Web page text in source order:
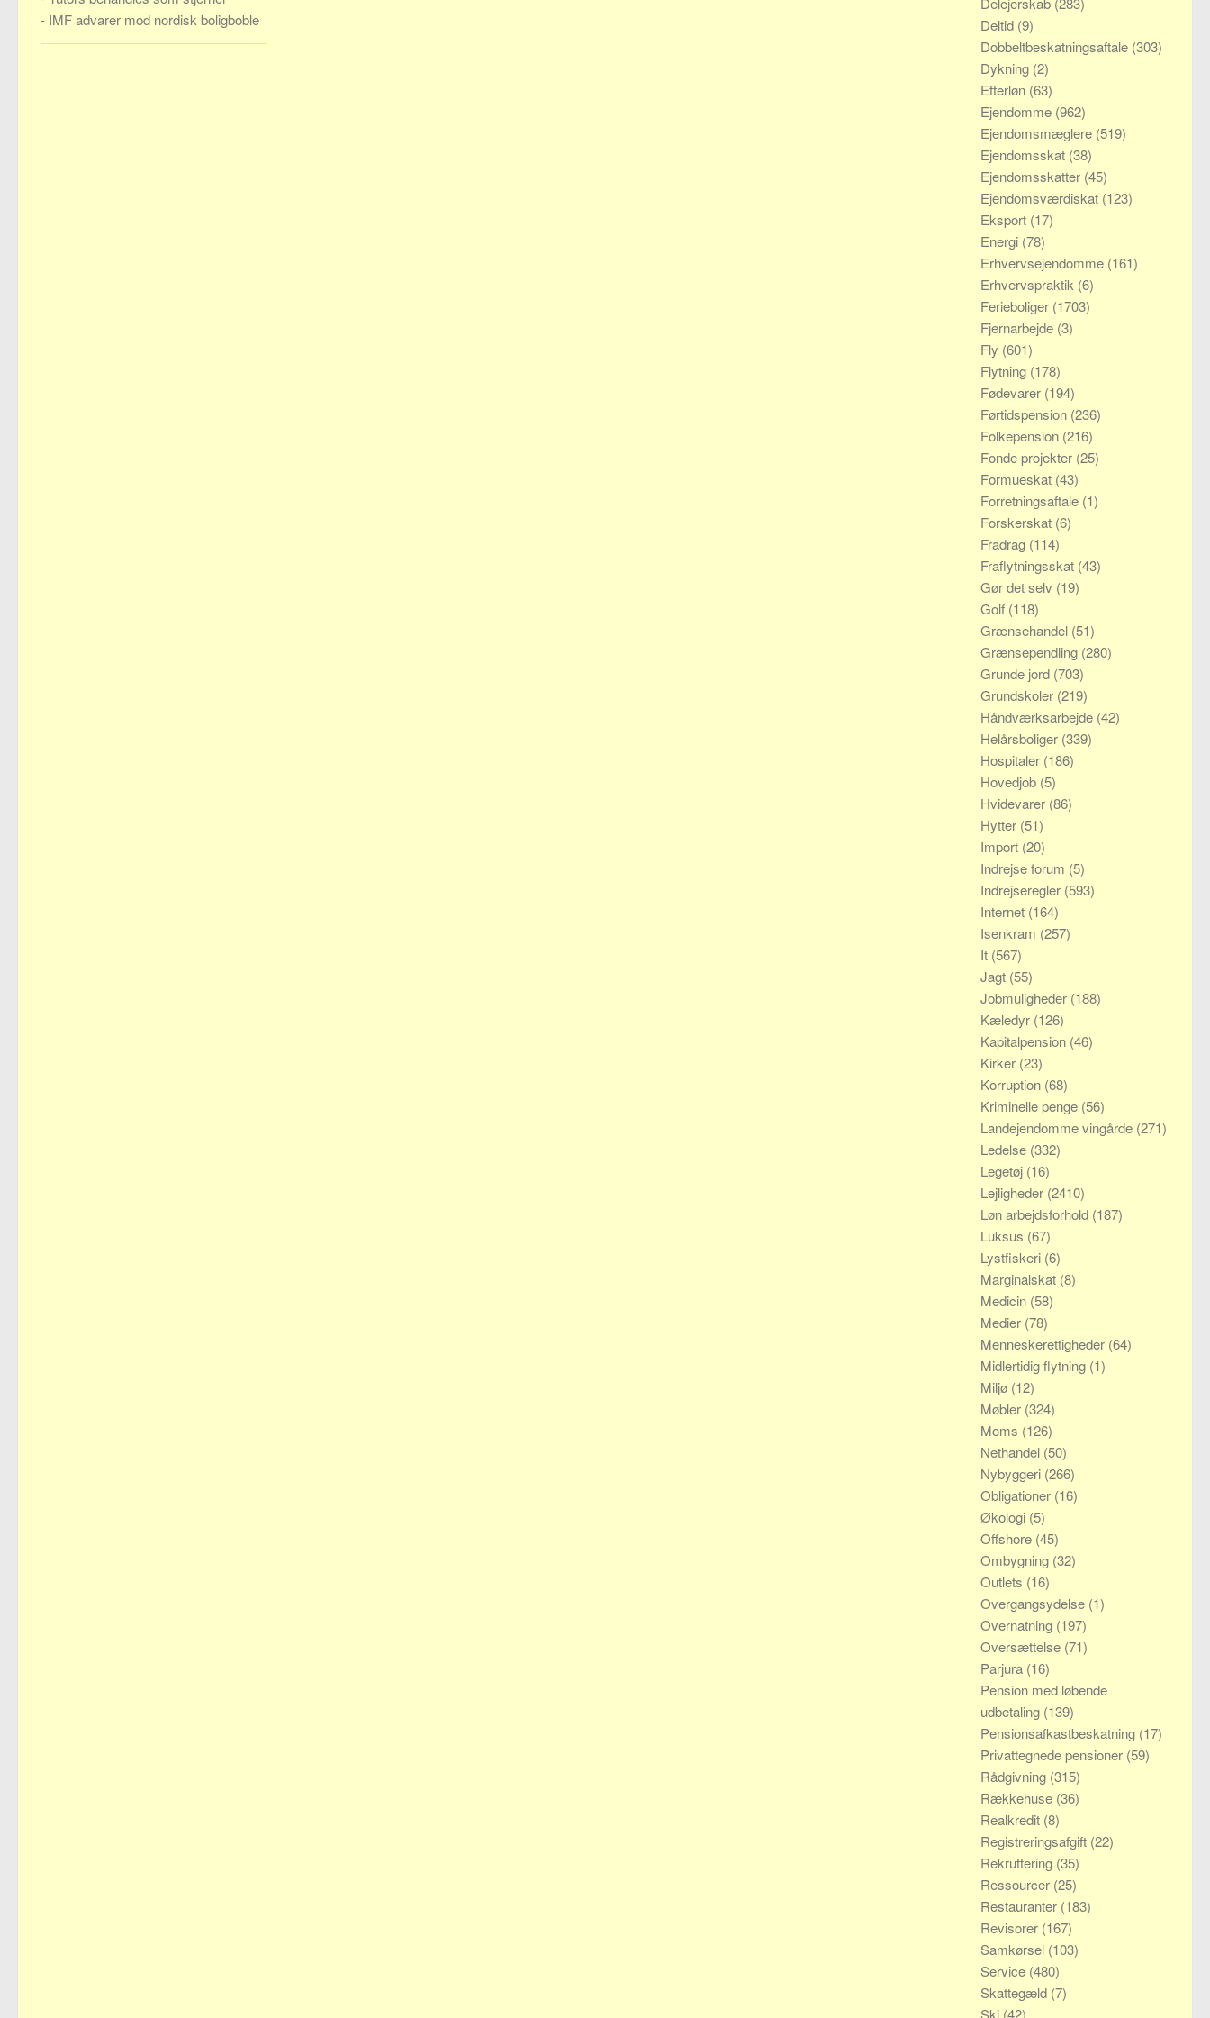
- IMF advarer mod nordisk boligboble
Deltid (9)
Dobbeltbeskatningsaftale (303)
Dykning (2)
Efterløn (63)
Ejendomme (962)
Ejendomsmæglere (519)
Ejendomsskat (38)
Ejendomsskatter (45)
Ejendomsværdiskat (123)
Eksport (17)
Energi (78)
Erhvervsejendomme (161)
Erhvervspraktik (6)
Ferieboliger (1703)
Fjernarbejde (3)
Fly (601)
Flytning (178)
Fødevarer (194)
Førtidspension (236)
Folkepension (216)
Fonde projekter (25)
Formueskat (43)
Forretningsaftale (1)
Forskerskat (6)
Fradrag (114)
Fraflytningsskat (43)
Gør det selv (19)
Golf (118)
Grænsehandel (51)
Grænsependling (280)
Grunde jord (703)
Grundskoler (219)
Håndværksarbejde (42)
Helårsboliger (339)
Hospitaler (186)
Hovedjob (5)
Hvidevarer (86)
Hytter (51)
Import (20)
Indrejse forum (5)
Indrejseregler (593)
Internet (164)
Isenkram (257)
It (567)
Jagt (55)
Jobmuligheder (188)
Kæledyr (126)
Kapitalpension (46)
Kirker (23)
Korruption (68)
Kriminelle penge (56)
Landejendomme vingårde (271)
Ledelse (332)
Legetøj (16)
Lejligheder (2410)
Løn arbejdsforhold (187)
Luksus (67)
Lystfiskeri (6)
Marginalskat (8)
Medicin (58)
Medier (78)
Menneskerettigheder (64)
Midlertidig flytning (1)
Miljø (12)
Møbler (324)
Moms (126)
Nethandel (50)
Nybyggeri (266)
Obligationer (16)
Økologi (5)
Offshore (45)
Ombygning (32)
Outlets (16)
Overgangsydelse (1)
Overnatning (197)
Oversættelse (71)
Parjura (16)
Pension med løbende
udbetaling (139)
Pensionsafkastbeskatning (17)
Privattegnede pensioner (59)
Rådgivning (315)
Rækkehuse (36)
Realkredit (8)
Registreringsafgift (22)
Rekruttering (35)
Ressourcer (25)
Restauranter (183)
Revisorer (167)
Samkørsel (103)
Service (480)
Skattegæld (7)
Ski (42)